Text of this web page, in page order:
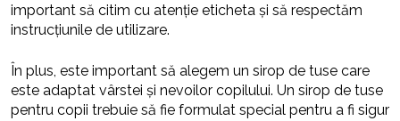
important să citim cu atenție eticheta și să respectăm
instrucțiunile de utilizare.
În plus, este important să alegem un sirop de tuse care
este adaptat vârstei și nevoilor copilului. Un sirop de tuse
pentru copii trebuie să fie formulat special pentru a fi sigur